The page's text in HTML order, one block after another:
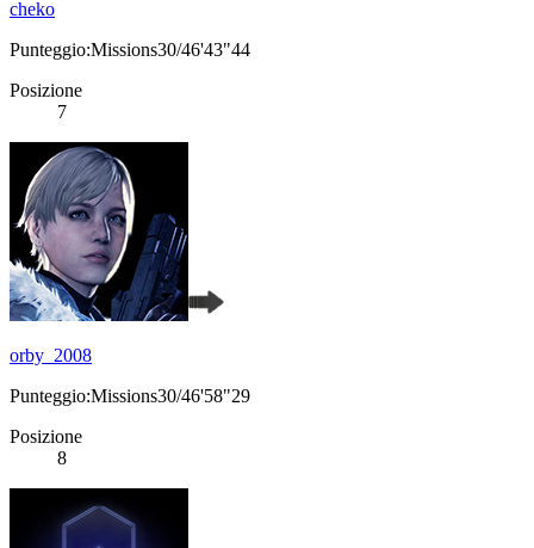
cheko
Punteggio:Missions30/46'43"44
Posizione
7
orby_2008
Punteggio:Missions30/46'58"29
Posizione
8